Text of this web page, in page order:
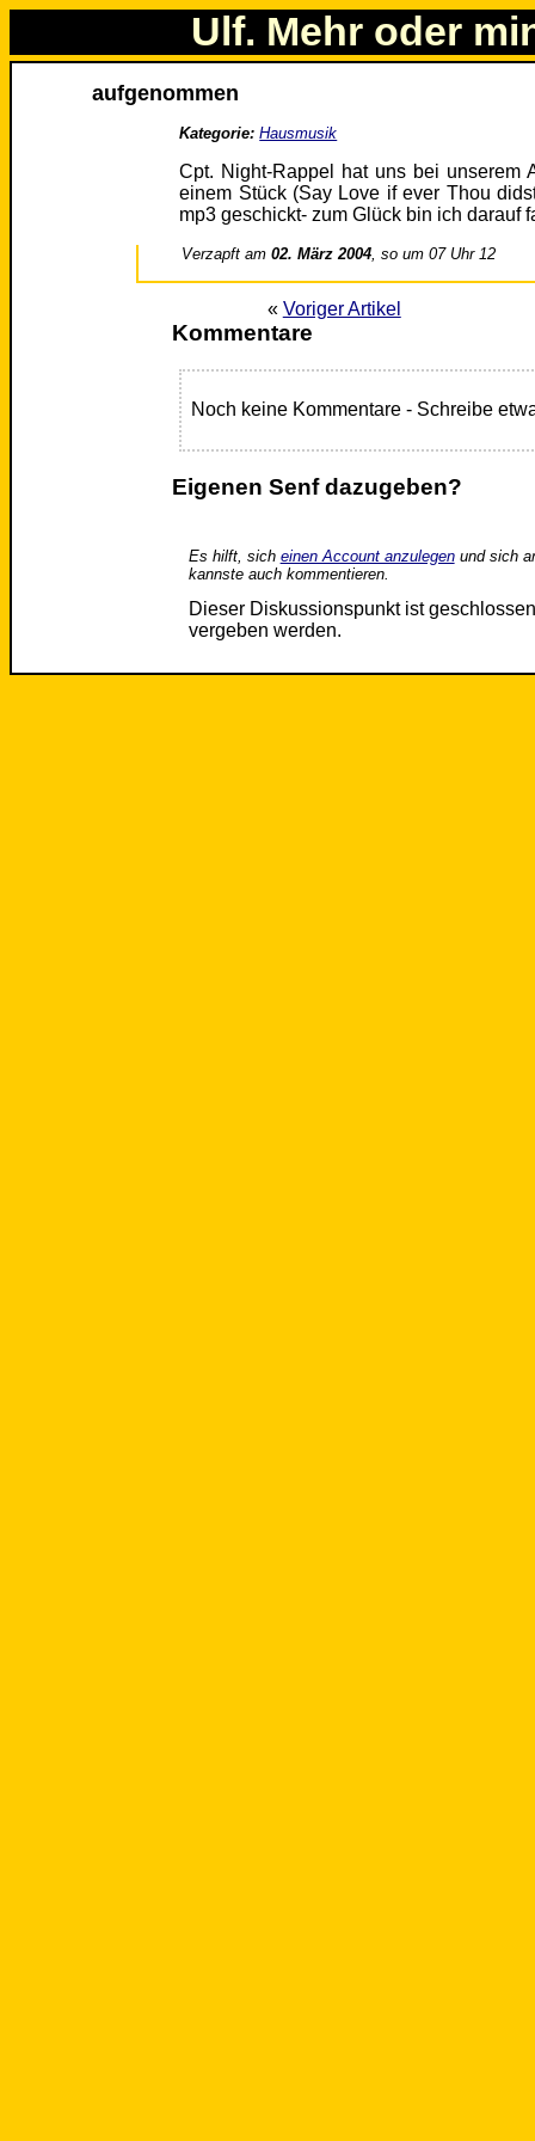
Ulf. Mehr oder
aufgenommen
Kategorie: Hausmusik
Cpt. Night-Rappel hat uns bei unserem
einem Stück (Say Love if ever Thou
mp3 geschickt- zum Glück bin ich darauf
Verzapft am02. März 2004, so um 07 Uhr 12
« Voriger Artikel
Kommentare
Noch keine Kommentare - Schreibe
Eigenen Senf dazugeben?
Es hilft, sich einen Account anzulegenund sich
kannste auch kommentieren.
Dieser Diskussionspunkt ist
vergeben werden.